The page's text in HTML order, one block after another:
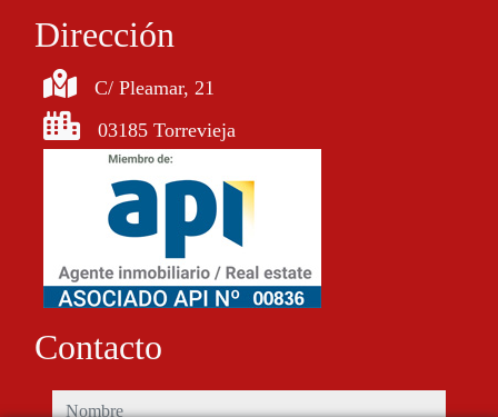
Dirección
C/ Pleamar, 21
03185 Torrevieja
Contacto
nombre